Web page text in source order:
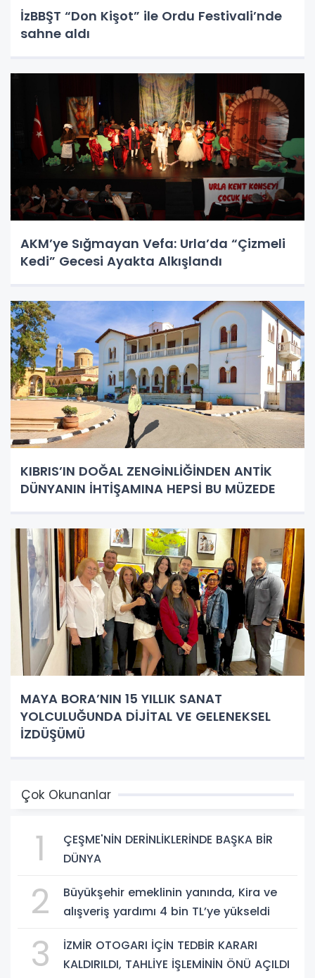
İzBBŞT “Don Kişot” ile Ordu Festivali’nde
sahne aldı
AKM’ye Sığmayan Vefa: Urla’da “Çizmeli
Kedi” Gecesi Ayakta Alkışlandı
KIBRIS’IN DOĞAL ZENGİNLİĞİNDEN ANTİK
DÜNYANIN İHTİŞAMINA HEPSİ BU MÜZEDE
MAYA BORA’NIN 15 YILLIK SANAT
YOLCULUĞUNDA DİJİTAL VE GELENEKSEL
İZDÜŞÜMÜ
Çok Okunanlar
1
ÇEŞME'NİN DERİNLİKLERİNDE BAŞKA BİR
DÜNYA
2
Büyükşehir emeklinin yanında, Kira ve
alışveriş yardımı 4 bin TL’ye yükseldi
3
İZMİR OTOGARI İÇİN TEDBİR KARARI
KALDIRILDI, TAHLİYE İŞLEMİNİN ÖNÜ AÇILDI